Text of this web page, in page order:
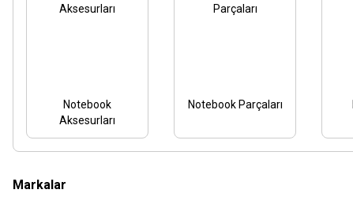
Notebook
Aksesurları
Notebook Parçaları
Markalar